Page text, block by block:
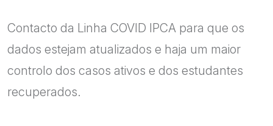
Contacto da Linha COVID IPCA para que os
dados estejam atualizados e haja um maior
controlo dos casos ativos e dos estudantes
recuperados.